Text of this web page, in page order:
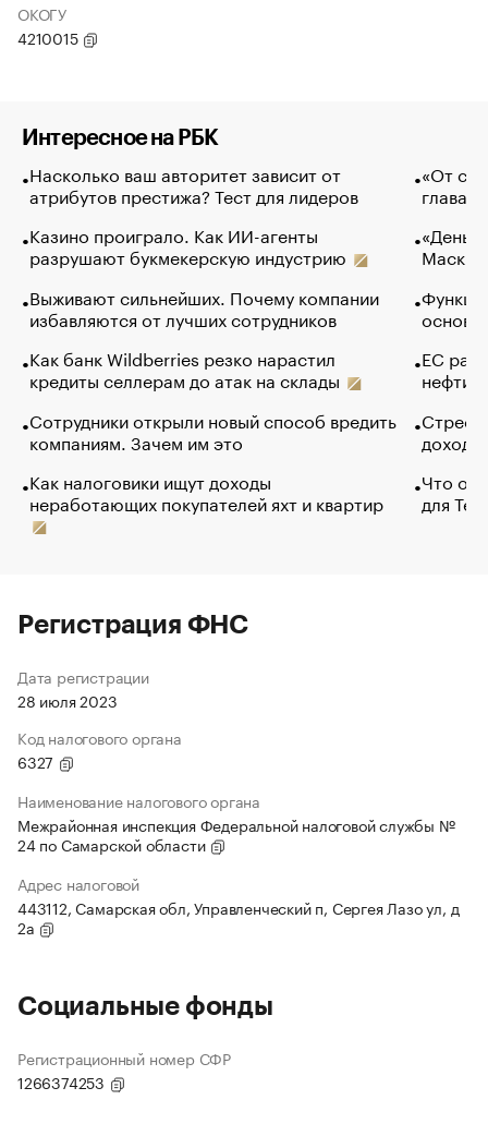
ОКОГУ
4210015
Интересное на РБК
Насколько ваш авторитет зависит от
атрибутов престижа? Тест для лидеров
Казино проиграло. Как ИИ-агенты
разрушают букмекерскую индустрию
Выживают сильнейших. Почему компании
избавляются от лучших сотрудников
Как банк Wildberries резко нарастил
кредиты селлерам до атак на склады
Сотрудники открыли новый способ вредить
компаниям. Зачем им это
Как налоговики ищут доходы
неработающих покупателей яхт и квартир
«От
глава
Маск в
основ
ЕС
нефти
Что
для
Регистрация ФНС
Дата регистрации
28 июля 2023
Код налогового органа
6327
Наименование налогового органа
Межрайонная инспекция Федеральной налоговой службы №
24 по Самарской области
Адрес налоговой
443112, Самарская обл, Управленческий п, Сергея Лазо ул, д
2а
Социальные фонды
Регистрационный номер СФР
1266374253